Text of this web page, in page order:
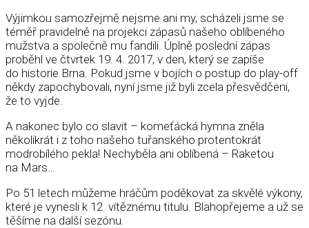
Výjimkou samozřejmě nejsme ani my, scházeli jsme se
téměř pravidelně na projekci zápasů našeho oblíbeného
mužstva a společně mu fandili. Úplně poslední zápas
proběhl ve čtvrtek 19. 4. 2017, v den, který se zapíše
do historie Brna. Pokud jsme v bojích o postup do play-off
někdy zapochybovali, nyní jsme již byli zcela přesvědčeni,
že to vyjde.
A nakonec bylo co slavit – komeťácká hymna zněla
několikrát i z toho našeho tuřanského protentokrát
modrobílého pekla! Nechyběla ani oblíbená – Raketou
na Mars…
Po 51 letech můžeme hráčům poděkovat za skvělé výkony,
které je vynesli k 12. vítěznému titulu. Blahopřejeme a už se
těšíme na další sezónu.